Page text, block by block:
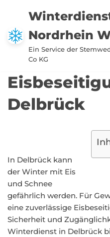
Zum
Inhalt
springen
Nordrhein
Ein Service der
Co KG
Delbrück
In Delbrück kann
der Winter mit Eis
und Schnee
gefährlich werden. Für
eine zuverlässige
Sicherheit und
Winterdienst in Delbrück